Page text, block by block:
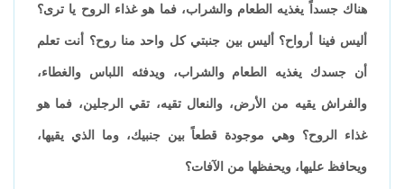
هناك جسداً يغذيه الطعام والشراب، فما هو غذاء الروح يا ترى؟
أليس فينا أرواح؟ أليس بين جنبتي كل واحد منا روح؟ أنت تعلم
أن جسدك يغذيه الطعام والشراب، ويدفئه اللباس والغطاء،
والفراش يقيه من الأرض، والنعال تقيه، تقي الرجلين، فما هو
غذاء الروح؟ وهي موجودة قطعاً بين جنبيك، وما الذي يقيها،
ويحافظ عليها، ويحفظها من الآفات؟